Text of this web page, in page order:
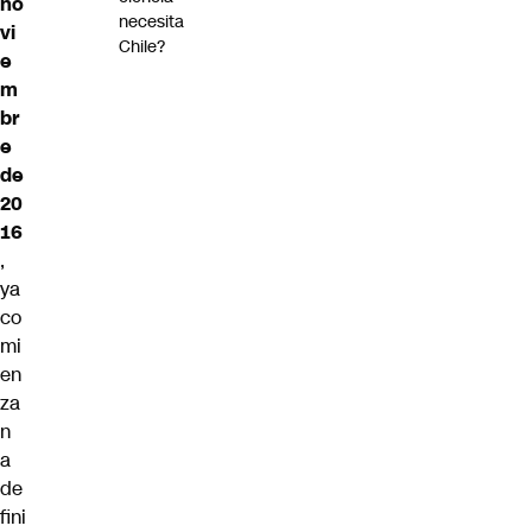
vi
e
m
br
e
de
20
16
,
ya
co
mi
en
za
n
a
de
fini
necesita
Chile?